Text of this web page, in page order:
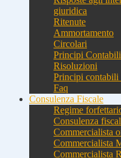
giuridica
Ritenute
Ammortamento
Circolari
Principi Contabili
Risoluzioni
Principi contabili
Faq
Consulenza Fiscale
Regime
Consulenza
Commercialista
Commercialista
Commercialista